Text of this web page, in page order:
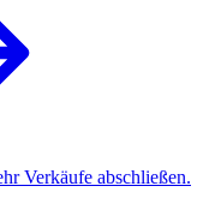
Verkäufe abschließen.